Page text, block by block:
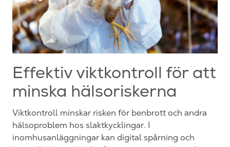
Effektiv viktkontroll för att
minska hälsoriskerna
Viktkontroll minskar risken för benbrott och andra
hälsoproblem hos slaktkycklingar. I
inomhusanläggningar kan digital spårning och